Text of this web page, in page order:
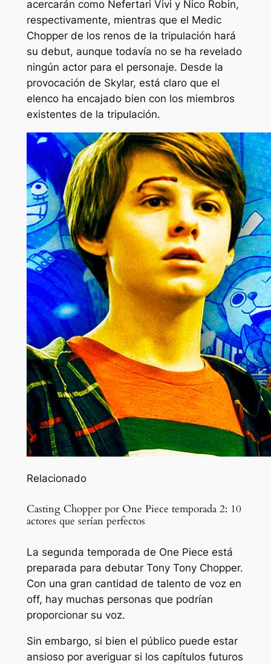
acercarán como Nefertari Vivi y Nico Robin,
respectivamente, mientras que el Medic
Chopper de los renos de la tripulación hará
su debut, aunque todavía no se ha revelado
ningún actor para el personaje. Desde la
provocación de Skylar, está claro que el
elenco ha encajado bien con los miembros
existentes de la tripulación.
Relacionado
Casting Chopper por One Piece temporada 2: 10
actores que serían perfectos
La segunda temporada de One Piece está
preparada para debutar Tony Tony Chopper.
Con una gran cantidad de talento de voz en
off, hay muchas personas que podrían
proporcionar su voz.
Sin embargo, si bien el público puede estar
ansioso por averiguar si los capítulos futuros